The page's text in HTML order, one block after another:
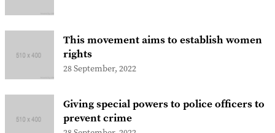
This movement aims to establish women
rights
28 September, 2022
Giving special powers to police officers to
prevent crime